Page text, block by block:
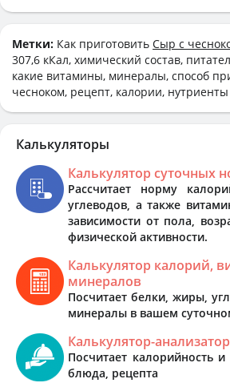
Метки: Как приготовить Сыр с
307,6 кКал, химический состав,
какие витамины, минералы, способ
чесноком, рецепт, калории, нутриенты
Калькуляторы
Калькулятор суточных
Рассчитает норму
углеводов, а также
зависимости от пола,
физической активности.
Калькулятор калорий,
минералов
Посчитает белки, жиры,
минералы в вашем
Калькулятор-
Посчитает калорийность
блюда, рецепта